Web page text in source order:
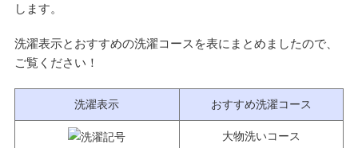
します。
洗濯表示とおすすめの洗濯コースを表にまとめましたので、
ご覧ください！
洗濯表示 おすすめ洗濯コース
大物洗いコース